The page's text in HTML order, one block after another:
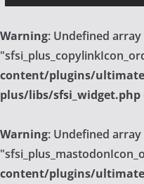
Warning: Undefined array
content/plugins/
plus/libs/sfsi_widget.php
Warning: Undefined array
content/plugins/